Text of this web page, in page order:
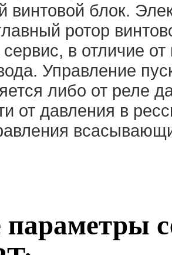
винтовой блок.
ротор
сервис, в отличие
Управление
либо от реле
от давления в